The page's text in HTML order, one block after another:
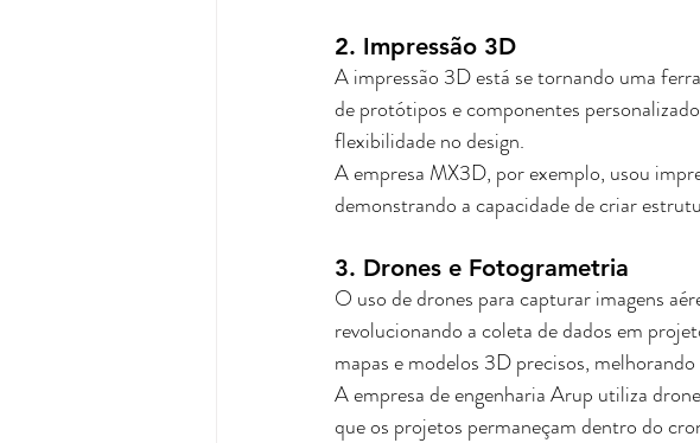
2. Impressão 3D
A impressão 3D está se tornando uma
de protótipos e componentes
flexibilidade no design.
A empresa MX3D, por exemplo, usou
demonstrando a capacidade de criar
3. Drones e Fotogrametria
O uso de drones para capturar imagens
revolucionando a coleta de dados em
mapas e modelos 3D precisos,
A empresa de engenharia Arup utiliza
que os projetos permaneçam dentro do